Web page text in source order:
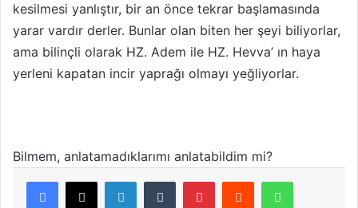
kesilmesi yanlıştır, bir an önce tekrar başlamasında
yarar vardır derler. Bunlar olan biten her şeyi biliyorlar,
ama bilinçli olarak HZ. Adem ile HZ. Hevva’ ın haya
yerleni kapatan incir yaprağı olmayı yeğliyorlar.
Bilmem, anlatamadıklarımı anlatabildim mi?